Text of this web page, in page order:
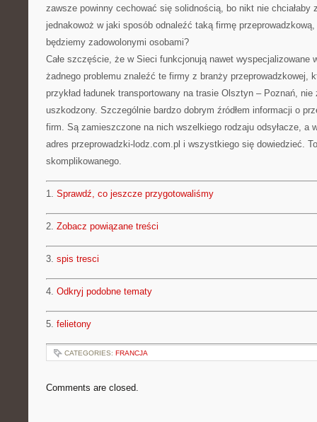
zawsze powinny cechować się solidnością, bo nikt nie
jednakowoż w jaki sposób odnaleźć taką firmę
będziemy zadowolonymi osobami?
Całe szczęście, że w Sieci funkcjonują nawet wyspecjalizowane
żadnego problemu znaleźć te firmy z branży przeprowadzkowej,
przykład ładunek transportowany na trasie Olsztyn – Poznań,
uszkodzony. Szczególnie bardzo dobrym źródłem informacji o
firm. Są zamieszczone na nich wszelkiego rodzaju odsyłacze, a
adres przeprowadzki-lodz.com.pl i wszystkiego się dowiedzieć.
skomplikowanego.
1. Sprawdź, co jeszcze przygotowaliśmy
2. Zobacz powiązane treści
3. spis tresci
4. Odkryj podobne tematy
5. felietony
CATEGORIES: FRANCJA
Comments are closed.